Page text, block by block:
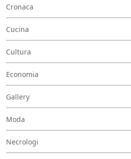
Cronaca
Cucina
Cultura
Economia
Gallery
Moda
Necrologi